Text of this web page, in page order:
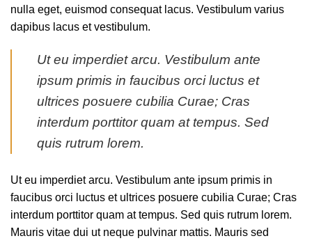
nulla eget, euismod consequat lacus. Vestibulum varius
dapibus lacus et vestibulum.
Ut eu imperdiet arcu. Vestibulum ante
ipsum primis in faucibus orci luctus et
ultrices posuere cubilia Curae; Cras
interdum porttitor quam at tempus. Sed
quis rutrum lorem.
Ut eu imperdiet arcu. Vestibulum ante ipsum primis in
faucibus orci luctus et ultrices posuere cubilia Curae; Cras
interdum porttitor quam at tempus. Sed quis rutrum lorem.
Mauris vitae dui ut neque pulvinar mattis. Mauris sed